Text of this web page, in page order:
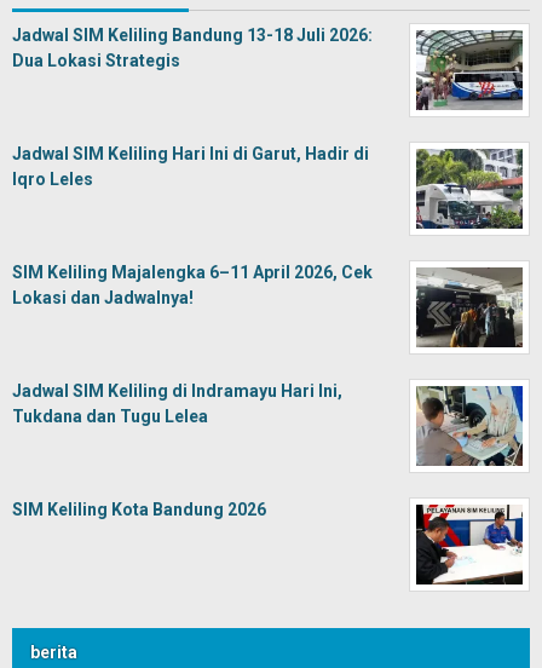
Jadwal SIM Keliling Bandung 13-18 Juli 2026:
Dua Lokasi Strategis
Jadwal SIM Keliling Hari Ini di Garut, Hadir di
Iqro Leles
SIM Keliling Majalengka 6–11 April 2026, Cek
Lokasi dan Jadwalnya!
Jadwal SIM Keliling di Indramayu Hari Ini,
Tukdana dan Tugu Lelea
SIM Keliling Kota Bandung 2026
berita